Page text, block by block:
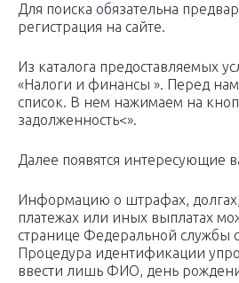
Для поиска обязательна
регистрация на сайте.
Из каталога предоставляемых
«Налоги и финансы ». Перед
список. В нем нажимаем на
задолженность<».
Далее появятся интересующие
Информацию о штрафах,
платежах или иных выплатах
странице Федеральной службы
Процедура идентификации
ввести лишь ФИО, день